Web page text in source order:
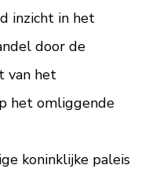
inzicht in het
door de
van het
het omliggende
koninklijke paleis